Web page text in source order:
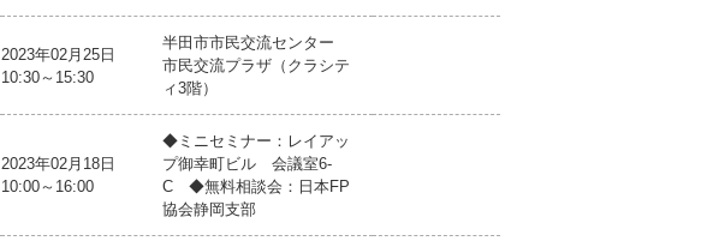
2023年02月25日
10:30～15:30
半田市市民交流センター
市民交流プラザ（クラシテ
ィ3階）
2023年02月18日
10:00～16:00
◆ミニセミナー：レイアッ
プ御幸町ビル 会議室6-
C ◆無料相談会：日本FP
協会静岡支部